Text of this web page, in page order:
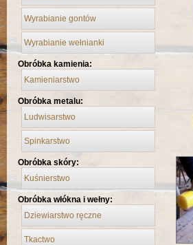
Wyrabianie gontów
Wyrabianie wełnianki
Obróbka kamienia:
Kamieniarstwo
Obróbka metalu:
Ludwisarstwo
Spinkarstwo
Obróbka skóry:
Kuśnierstwo
Obróbka włókna i wełny:
Dziewiarstwo ręczne
Tkactwo